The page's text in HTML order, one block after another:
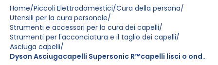
Home Piccoli Elettrodomestici Cura della persona
Utensili per la cura personale
Strumenti e accessori per la cura dei capelli
Strumenti per l'acconciatura e il taglio dei capelli
Asciuga capelli
Dyson Asciugacapelli Supersonic R™capelli lisci o ondulati